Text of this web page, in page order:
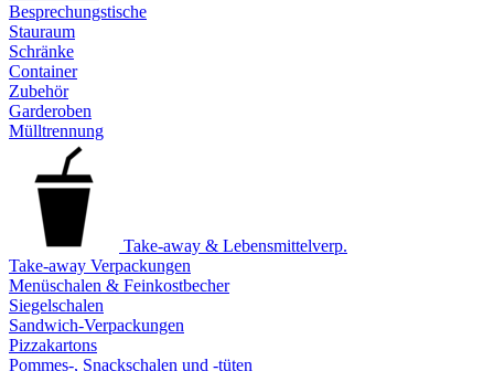
Besprechungstische
Stauraum
Schränke
Container
Zubehör
Garderoben
Mülltrennung
Take-away & Lebensmittelverp.
Take-away Verpackungen
Menüschalen & Feinkostbecher
Siegelschalen
Sandwich-Verpackungen
Pizzakartons
Pommes-, Snackschalen und -tüten